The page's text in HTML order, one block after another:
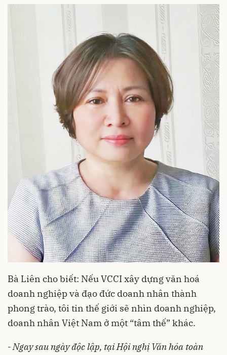
Bà Liên cho biết: Nếu VCCI xây dựng văn hoá
doanh nghiệp và đạo đức doanh nhân thành
phong trào, tôi tin thế giới sẽ nhìn doanh nghiệp,
doanh nhân Việt Nam ở một “tâm thế” khác.
- Ngay sau ngày độc lập, tại Hội nghị Văn hóa toàn